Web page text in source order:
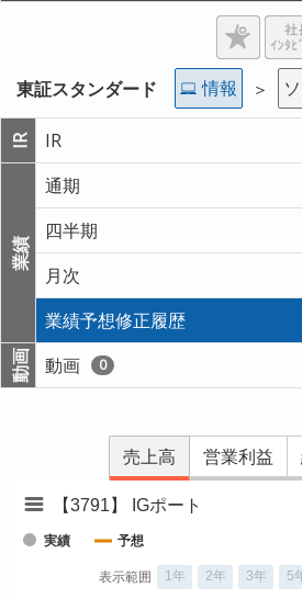
東証スタンダード 情報 ＞
IR IR
業績
通期
四半期
月次
業績予想修正履歴
動画 動画 0
売上高 営業利益
【3791】 IGポート
表示範囲 1年 2年 3年 5
実績 予想